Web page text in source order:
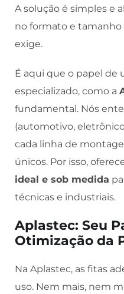
A solução é simples e
no formato e tamanho
exige.
É aqui que o papel de
especializado, como a
fundamental. Nós
(automotivo,
cada linha de
únicos. Por isso,
ideal e sob medida
técnicas e industriais.
Aplastec: Seu
Otimização da
Na Aplastec, as fitas
uso. Nem mais, nem